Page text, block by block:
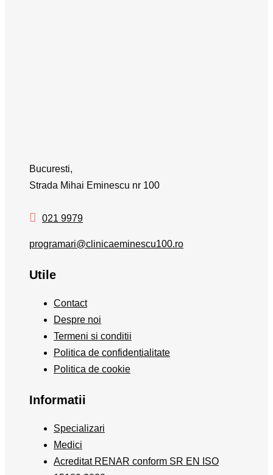
Bucuresti,
Strada Mihai Eminescu nr 100
021 9979
programari@clinicaeminescu100.ro
Utile
Contact
Despre noi
Termeni si conditii
Politica de confidentialitate
Politica de cookie
Informatii
Specializari
Medici
Acreditat RENAR conform SR EN ISO